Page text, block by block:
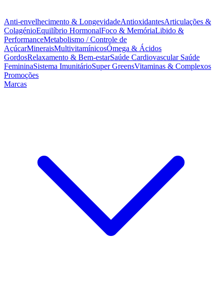
Anti-envelhecimento & LongevidadeAntioxidantesArticulações &
ColagénioEquilíbrio HormonalFoco & MemóriaLibido &
PerformanceMetabolismo / Controle de
AçúcarMineraisMultivitamínicosÓmega & Ácidos
GordosRelaxamento & Bem-estarSaúde Cardiovascular Saúde
FemininaSistema ImunitárioSuper GreensVitaminas & Complexos
Promoções
Marcas